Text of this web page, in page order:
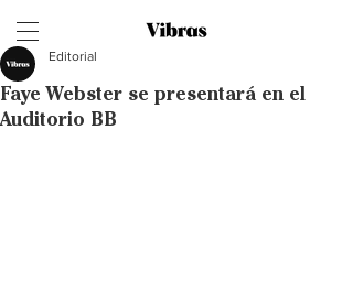
Faye Webster se presentará en el
Auditorio BB
Editorial